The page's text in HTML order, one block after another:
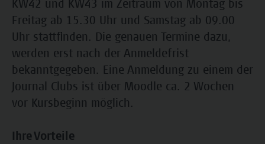
KW42 und KW43 im Zeitraum von Montag bis
Freitag ab 15.30 Uhr und Samstag ab 09.00
Uhr stattfinden. Die genauen Termine dazu,
werden erst nach der Anmeldefrist
bekanntgegeben. Eine Anmeldung zu einem der
Journal Clubs ist über Moodle ca. 2 Wochen
vor Kursbeginn möglich.
Ihre Vorteile